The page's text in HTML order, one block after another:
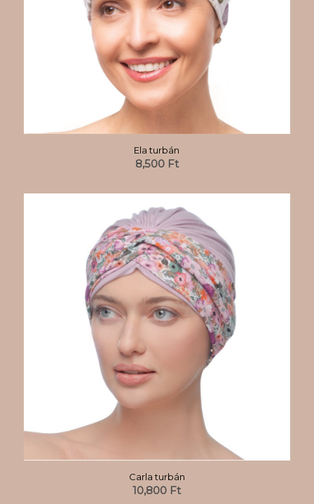
Ela turbán
8,500 Ft
Carla turbán
10,800 Ft